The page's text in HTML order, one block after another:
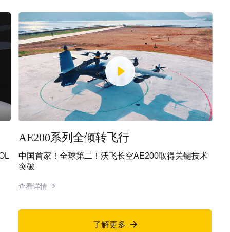
AE200-100量产机第一阶段验证试飞圆
满完成
了解更多 